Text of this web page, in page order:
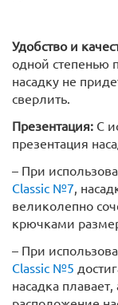
Удобство и
одной степенью
насадку не
сверлить.
Презентация: С
презентация
– При
Classic №7 ,
великолепно
крючками
– При
Classic №5
насадка